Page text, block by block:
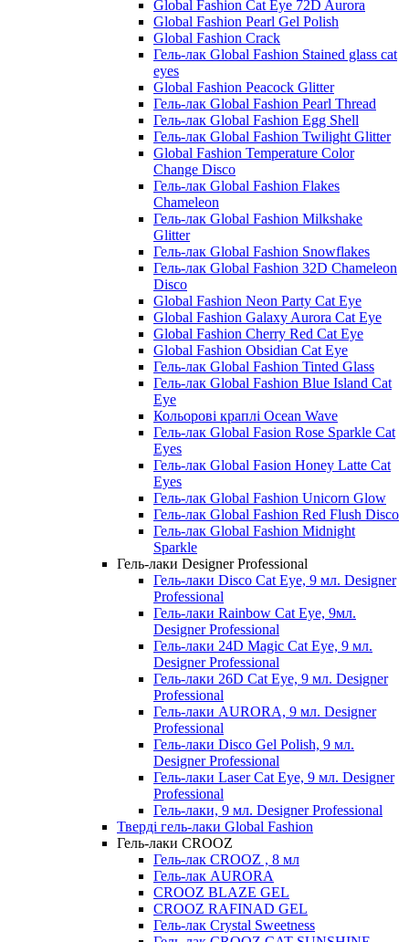
Global Fashion Cat Eye 72D Aurora
Global Fashion Pearl Gel Polish
Global Fashion Crack
Гель-лак Global Fashion Stained glass cat
eyes
Global Fashion Peacock Glitter
Гель-лак Global Fashion Pearl Thread
Гель-лак Global Fashion Egg Shell
Гель-лак Global Fashion Twilight Glitter
Global Fashion Temperature Color
Change Disco
Гель-лак Global Fashion Flakes
Chameleon
Гель-лак Global Fashion Milkshake
Glitter
Гель-лак Global Fashion Snowflakes
Гель-лак Global Fashion 32D Chameleon
Disco
Global Fashion Neon Party Cat Eye
Global Fashion Galaxy Aurora Cat Eye
Global Fashion Cherry Red Cat Eye
Global Fashion Obsidian Cat Eye
Гель-лак Global Fashion Tinted Glass
Гель-лак Global Fashion Blue Island Cat
Eye
Кольорові краплі Ocean Wave
Гель-лак Global Fasion Rose Sparkle Cat
Eyes
Гель-лак Global Fasion Honey Latte Cat
Eyes
Гель-лак Global Fashion Unicorn Glow
Гель-лак Global Fashion Red Flush Disco
Гель-лак Global Fashion Midnight
Sparkle
Гель-лаки Designer Professional
Гель-лаки Disco Cat Eye, 9 мл. Designer
Professional
Гель-лаки Rainbow Cat Eye, 9мл.
Designer Professional
Гель-лаки 24D Magic Cat Eye, 9 мл.
Designer Professional
Гель-лаки 26D Cat Eye, 9 мл. Designer
Professional
Гель-лаки AURORA, 9 мл. Designer
Professional
Гель-лаки Disco Gel Polish, 9 мл.
Designer Professional
Гель-лаки Laser Cat Eye, 9 мл. Designer
Professional
Гель-лаки, 9 мл. Designer Professional
Тверді гель-лаки Global Fashion
Гель-лаки CROOZ
Гель-лак CROOZ , 8 мл
Гель-лак AURORA
CROOZ BLAZE GEL
CROOZ RAFINAD GEL
Гель-лак Crystal Sweetness